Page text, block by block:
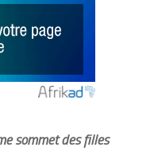
sommet des filles